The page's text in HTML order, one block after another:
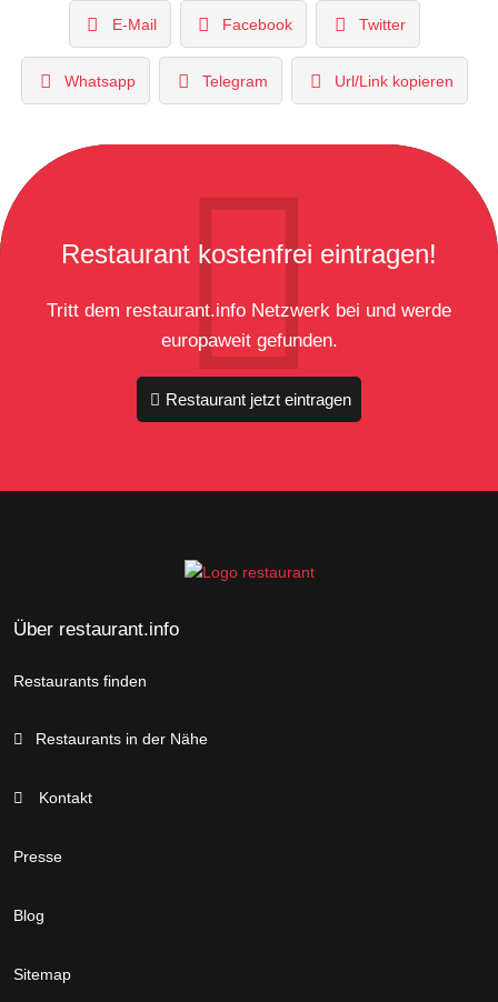
E-Mail Facebook Twitter
Whatsapp Telegram Url/Link kopieren
Restaurant kostenfrei eintragen!
Tritt dem restaurant.info Netzwerk bei und werde
europaweit gefunden.
Restaurant jetzt eintragen
Über restaurant.info
Restaurants finden
Restaurants in der Nähe
Kontakt
Presse
Blog
Sitemap